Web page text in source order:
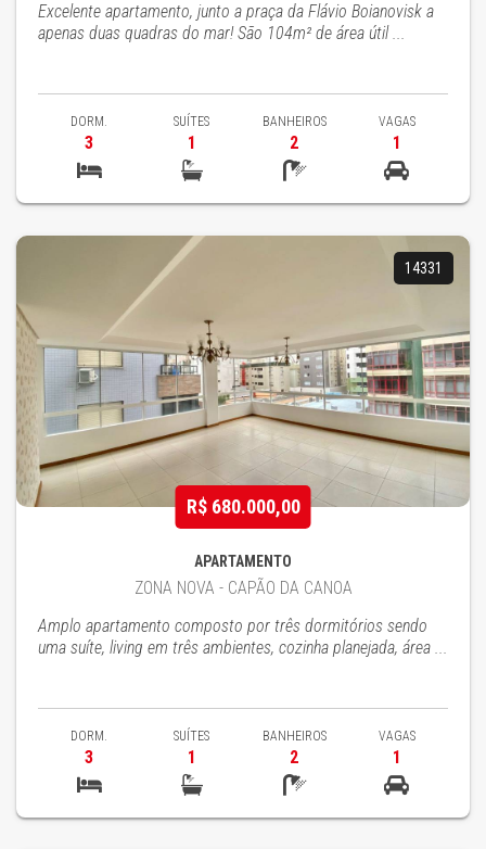
Excelente apartamento, junto a praça da Flávio Boianovisk a
apenas duas quadras do mar! São 104m² de área útil ...
DORM.
3
SUÍTES
1
BANHEIROS
2
VAGAS
1
14331
R$ 680.000,00
APARTAMENTO
ZONA NOVA - CAPÃO DA CANOA
Amplo apartamento composto por três dormitórios sendo
uma suíte, living em três ambientes, cozinha planejada, área ...
DORM.
3
SUÍTES
1
BANHEIROS
2
VAGAS
1